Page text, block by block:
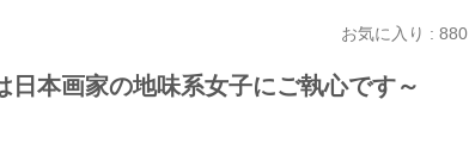
お気に入り : 880
日本画家の地味系女子にご執心です～